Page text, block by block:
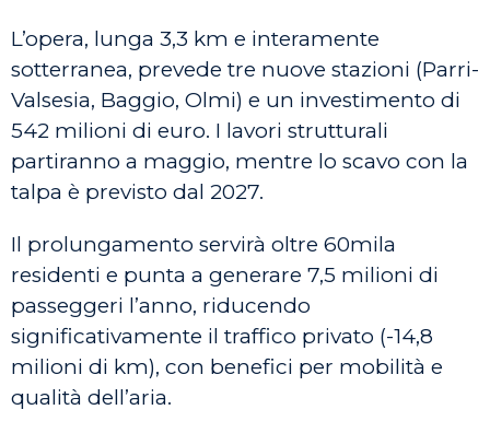
L’opera, lunga 3,3 km e interamente
sotterranea, prevede tre nuove stazioni (Parri-
Valsesia, Baggio, Olmi) e un investimento di
542 milioni di euro. I lavori strutturali
partiranno a maggio, mentre lo scavo con la
talpa è previsto dal 2027.
Il prolungamento servirà oltre 60mila
residenti e punta a generare 7,5 milioni di
passeggeri l’anno, riducendo
significativamente il traffico privato (-14,8
milioni di km), con benefici per mobilità e
qualità dell’aria.